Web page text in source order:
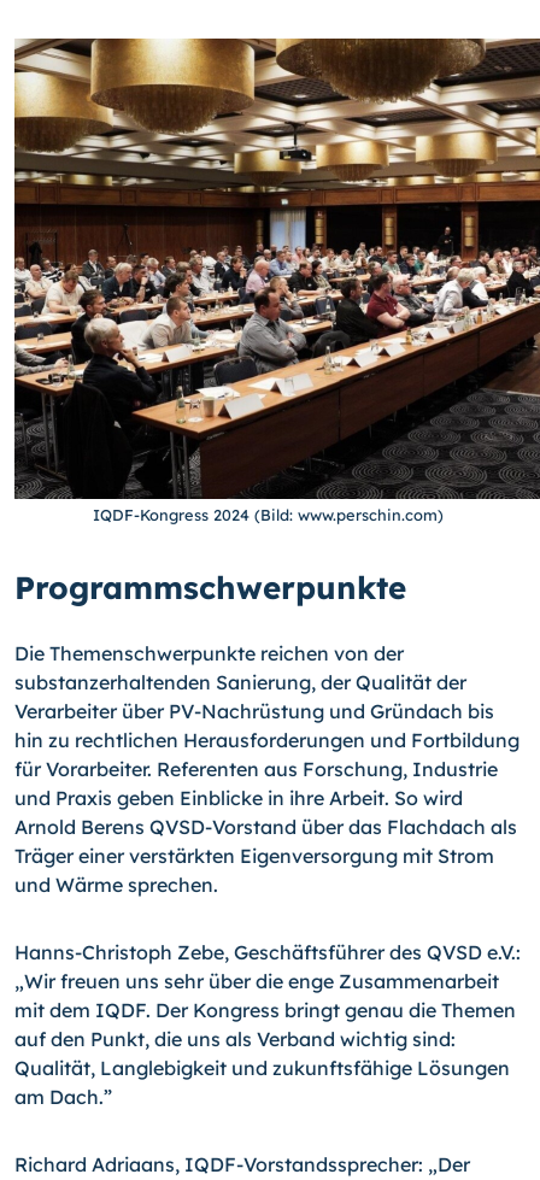
IQDF-Kongress 2024 (Bild: www.perschin.com)
Programmschwerpunkte
Die Themenschwerpunkte reichen von der
substanzerhaltenden Sanierung, der Qualität der
Verarbeiter über PV-Nachrüstung und Gründach bis
hin zu rechtlichen Herausforderungen und Fortbildung
für Vorarbeiter. Referenten aus Forschung, Industrie
und Praxis geben Einblicke in ihre Arbeit. So wird
Arnold Berens QVSD-Vorstand über das Flachdach als
Träger einer verstärkten Eigenversorgung mit Strom
und Wärme sprechen.
Hanns-Christoph Zebe, Geschäftsführer des QVSD e.V.:
„Wir freuen uns sehr über die enge Zusammenarbeit
mit dem IQDF. Der Kongress bringt genau die Themen
auf den Punkt, die uns als Verband wichtig sind:
Qualität, Langlebigkeit und zukunftsfähige Lösungen
am Dach.”
Richard Adriaans, IQDF-Vorstandssprecher: „Der